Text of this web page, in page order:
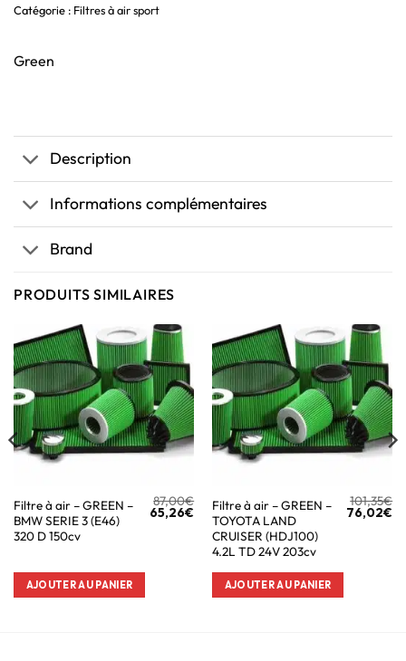
Catégorie : Filtres à air sport
Green
Description
Informations complémentaires
Brand
PRODUITS SIMILAIRES
Filtre à air – GREEN –
BMW SERIE 3 (E46)
320 D 150cv
87,00€
65,26€
AJOUTER AU PANIER
Filtre à air – GREEN –
TOYOTA LAND
CRUISER (HDJ100)
4.2L TD 24V 203cv
101,35€
76,02€
AJOUTER AU PANIER